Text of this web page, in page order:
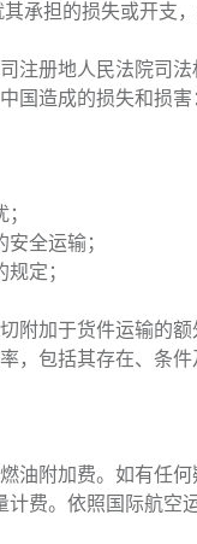
承担的损失或开支
册地人民法院司法
造成的损失和损害：
全运输；
定；
加于货件运输的额
包括其存在、条
附加费。如有任
费。依照国际航空
-包机
-
-加急空运
生命科学服务